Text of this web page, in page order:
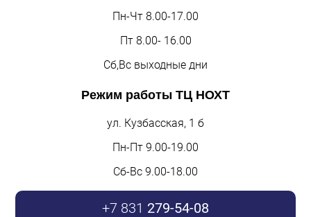
Пн-Чт 8.00-17.00
Пт 8.00- 16.00
Сб,Вс выходные дни
Режим работы ТЦ НОХТ
ул. Кузбасская, 1 б
Пн-Пт 9.00-19.00
Сб-Вс 9.00-18.00
+7 831 279-54-08